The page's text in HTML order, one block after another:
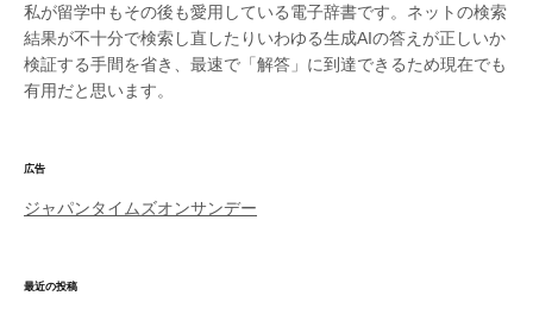
私が留学中もその後も愛用している電子辞書です。ネットの検索
結果が不十分で検索し直したりいわゆる生成AIの答えが正しいか
検証する手間を省き、最速で「解答」に到達できるため現在でも
有用だと思います。
広告
ジャパンタイムズオンサンデー
最近の投稿